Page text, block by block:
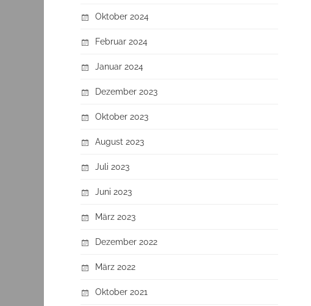
Oktober 2024
Februar 2024
Januar 2024
Dezember 2023
Oktober 2023
August 2023
Juli 2023
Juni 2023
März 2023
Dezember 2022
März 2022
Oktober 2021